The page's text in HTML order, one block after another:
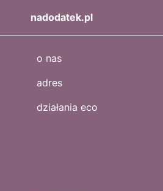
nadodatek.pl
o nas
adres
działania eco